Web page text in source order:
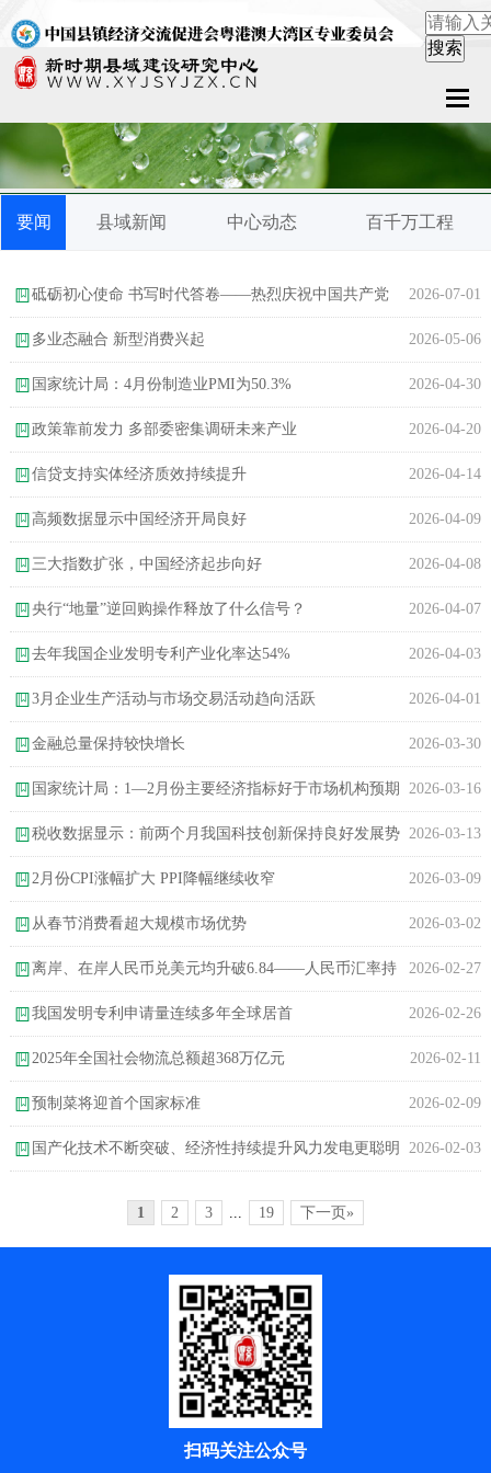
关于中心
新闻中心
县域服务
案例中心
联系我们
在线留言
要闻 县域新闻 中心动态 百千万工程
2026-07-01
砥砺初心使命 书写时代答卷——热烈庆祝中国共产党
成立105周年 2026-05-06
多业态融合 新型消费兴起
2026-04-30
国家统计局：4月份制造业PMI为50.3%
2026-04-20
政策靠前发力 多部委密集调研未来产业
2026-04-14
信贷支持实体经济质效持续提升
2026-04-09
高频数据显示中国经济开局良好
2026-04-08
三大指数扩张，中国经济起步向好
2026-04-07
央行“地量”逆回购操作释放了什么信号？
2026-04-03
去年我国企业发明专利产业化率达54%
2026-04-01
3月企业生产活动与市场交易活动趋向活跃
2026-03-30
金融总量保持较快增长
2026-03-16
国家统计局：1—2月份主要经济指标好于市场机构预期
2026-03-13
税收数据显示：前两个月我国科技创新保持良好发展势
头 2026-03-09
2月份CPI涨幅扩大 PPI降幅继续收窄
2026-03-02
从春节消费看超大规模市场优势
2026-02-27
离岸、在岸人民币兑美元均升破6.84——人民币汇率持
续走强 2026-02-26
我国发明专利申请量连续多年全球居首
2026-02-11
2025年全国社会物流总额超368万亿元
2026-02-09
预制菜将迎首个国家标准
2026-02-03
国产化技术不断突破、经济性持续提升风力发电更聪明
1
2 3 19 下一页»
扫码关注公众号